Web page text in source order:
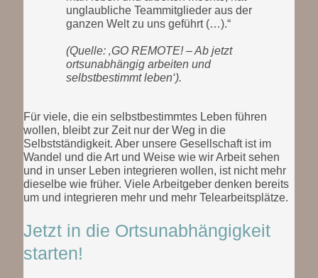
unglaubliche Teammitglieder aus der
ganzen Welt zu uns geführt (…).“
(Quelle: ‚GO REMOTE! – Ab jetzt
ortsunabhängig arbeiten und
selbstbestimmt leben‘).
Für viele, die ein selbstbestimmtes Leben führen
wollen, bleibt zur Zeit nur der Weg in die
Selbstständigkeit. Aber unsere Gesellschaft ist im
Wandel und die Art und Weise wie wir Arbeit sehen
und in unser Leben integrieren wollen, ist nicht mehr
dieselbe wie früher. Viele Arbeitgeber denken bereits
um und integrieren mehr und mehr Telearbeitsplätze.
Jetzt in die Ortsunabhängigkeit
starten!